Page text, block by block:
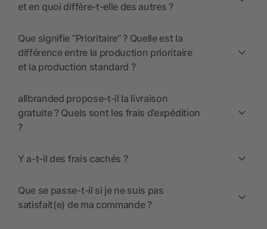
et en quoi diffère-t-elle des autres ?
Que signifie “Prioritaire” ? Quelle est la
différence entre la production prioritaire
et la production standard ?
allbranded propose-t-il la livraison
gratuite ? Quels sont les frais d’expédition
?
Y a-t-il des frais cachés ?
Que se passe-t-il si je ne suis pas
satisfait(e) de ma commande ?